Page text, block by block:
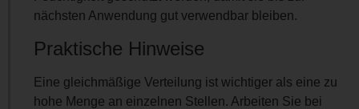
nächsten Anwendung gut verwendbar bleiben.
Praktische Hinweise
Eine gleichmäßige Verteilung ist wichtiger als eine zu
hohe Menge an einzelnen Stellen. Arbeiten Sie bei